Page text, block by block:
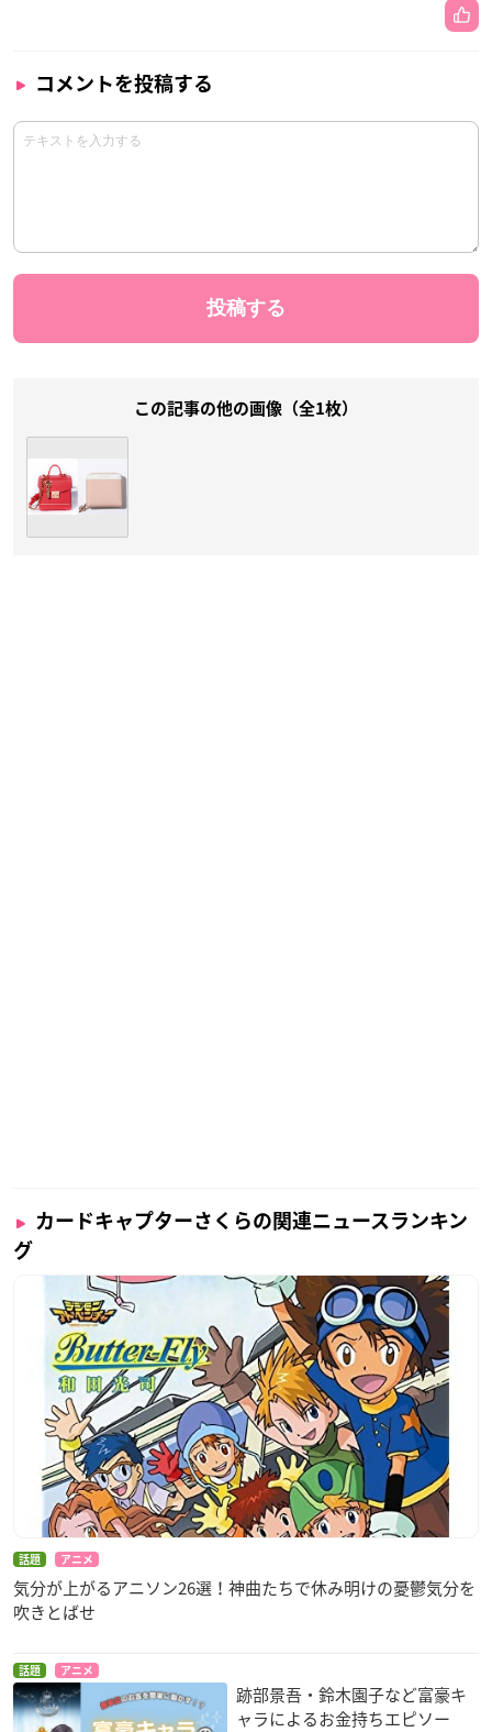
コメントを投稿する
この記事の他の画像（全1枚）
カードキャプターさくらの関連ニュースランキン
グ
話題 アニメ
気分が上がるアニソン26選！神曲たちで休み明けの憂鬱気分を
吹きとばせ
話題 アニメ
跡部景吾・鈴木園子など富豪キ
ャラによるお金持ちエピソー